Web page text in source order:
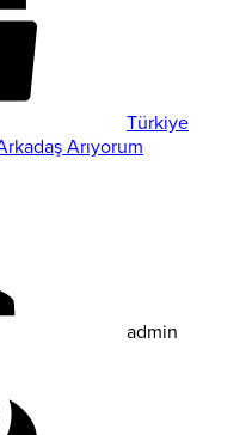
Türkiye
Arıyorum
admin